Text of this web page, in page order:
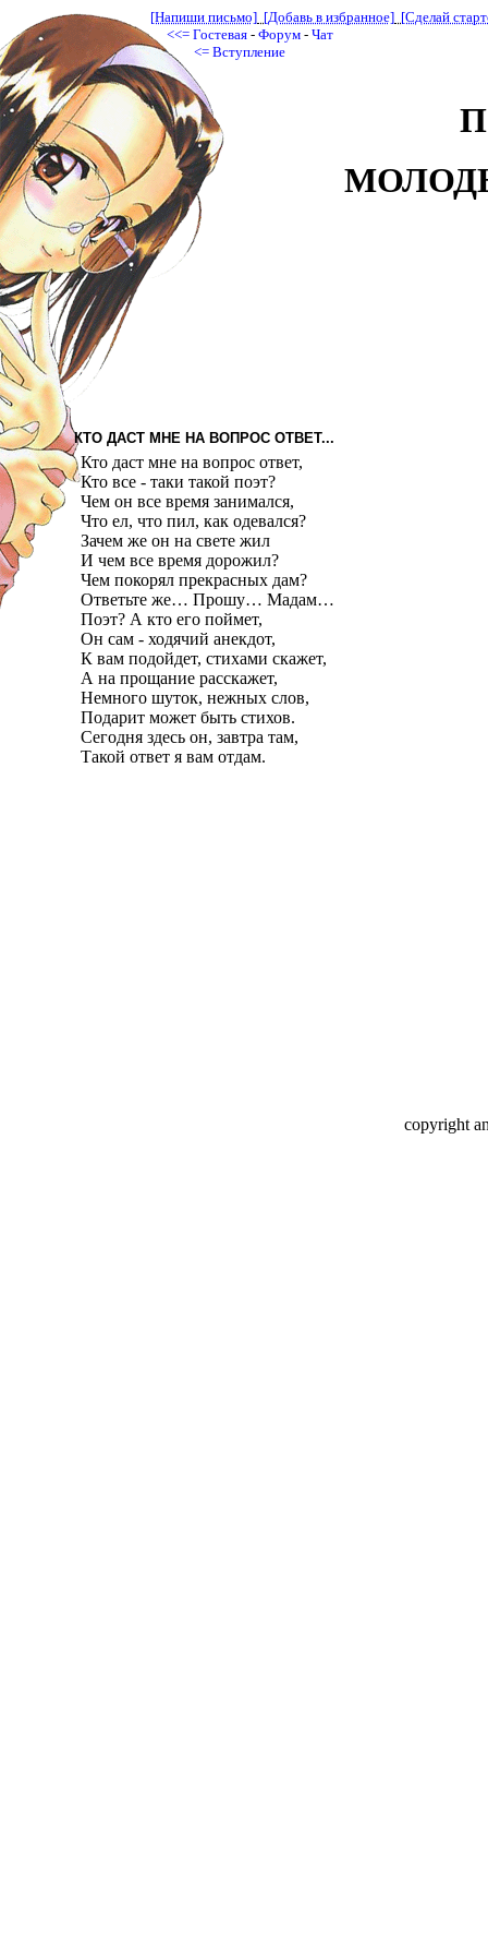
[Напиши письмо] [Добавь в избранное] [Сделай
<<= Гостевая - Форум - Чат
<= Вступление
КТО ДАСТ МНЕ НА ВОПРОС ОТВЕТ...
Кто даст мне на вопрос ответ,
Кто все - таки такой поэт?
Чем он все время занимался,
Что ел, что пил, как одевался?
Зачем же он на свете жил
И чем все время дорожил?
Чем покорял прекрасных дам?
Ответьте же… Прошу… Мадам…
Поэт? А кто его поймет,
Он сам - ходячий анекдот,
К вам подойдет, стихами скажет,
А на прощание расскажет,
Немного шуток, нежных слов,
Подарит может быть стихов.
Сегодня здесь он, завтра там,
Такой ответ я вам отдам.
copyright